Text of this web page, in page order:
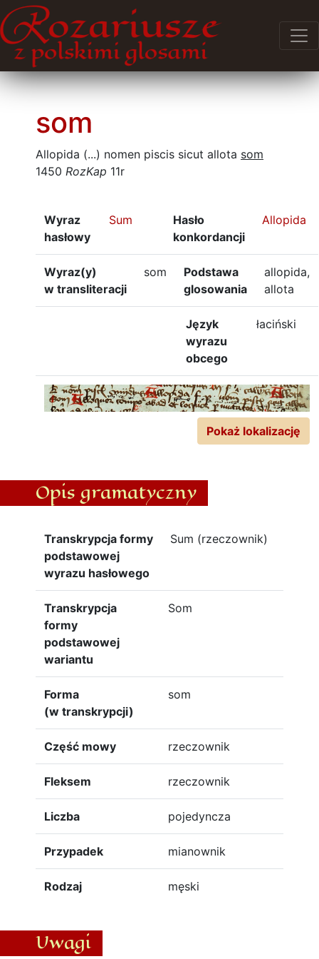
som
Allopida (...) nomen piscis sicut allota som
1450 RozKap 11r
Wyraz
hasłowy
Sum
Hasło
konkordancji
Allopida
Wyraz(y)
w transliteracji
som
Podstawa
glosowania
allopida,
allota
Język
wyrazu
obcego
łaciński
Pokaż lokalizację
Opis gramatyczny
Transkrypcja formy
podstawowej
wyrazu hasłowego
Sum (rzeczownik)
Transkrypcja
formy
podstawowej
wariantu
Som
Forma
(w transkrypcji)
som
Część mowy rzeczownik
Fleksem rzeczownik
Liczba pojedyncza
Przypadek mianownik
Rodzaj męski
Uwagi